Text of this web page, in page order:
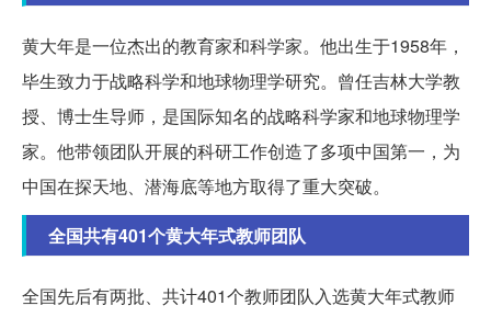
黄大年是一位杰出的教育家和科学家。他出生于1958年，
毕生致力于战略科学和地球物理学研究。曾任吉林大学教
授、博士生导师，是国际知名的战略科学家和地球物理学
家。他带领团队开展的科研工作创造了多项中国第一，为
中国在探天地、潜海底等地方取得了重大突破。
全国共有401个黄大年式教师团队
全国先后有两批、共计401个教师团队入选黄大年式教师